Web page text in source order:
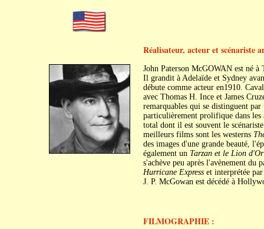
Réalisateur, acteur et scénariste
John Paterson McGOWAN est né
Il grandit à Adelaïde et Sydney
débute comme acteur en1910.
avec Thomas H. Ince et James
remarquables qui se distinguent
particulièrement prolifique dans
total dont il est souvent le
meilleurs films sont les westerns
des images d'une grande beauté,
également un Tarzan et le Lion d'Or
s'achève peu après l'avènement
Hurricane Expresset interprétée par
J. P. McGowan est décédé à
FILMOGRAPHIE :